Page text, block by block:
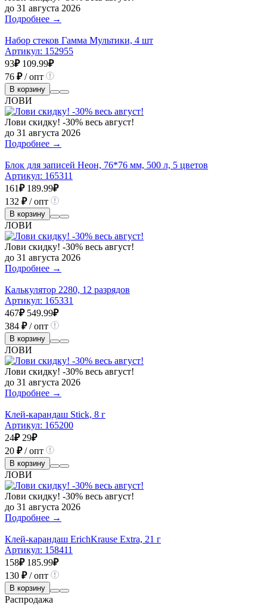
до 31 августа 2026
Подробнее →
Набор стеков Гамма Мультики, 4 шт
Артикул: 152955
93₽ 109.99₽
76 ₽/ опт
В корзину
ЛОВИ
Лови скидку! -30% весь август!
до 31 августа 2026
Подробнее →
Блок для записей Неон, 76*76 мм, 500 л, 5 цветов
Артикул: 165311
161₽ 189.99₽
132 ₽/ опт
В корзину
ЛОВИ
Лови скидку! -30% весь август!
до 31 августа 2026
Подробнее →
Калькулятор 2280, 12 разрядов
Артикул: 165331
467₽ 549.99₽
384 ₽/ опт
В корзину
ЛОВИ
Лови скидку! -30% весь август!
до 31 августа 2026
Подробнее →
Клей-карандаш Stick, 8 г
Артикул: 165200
24₽ 29₽
20 ₽/ опт
В корзину
ЛОВИ
Лови скидку! -30% весь август!
до 31 августа 2026
Подробнее →
Клей-карандаш ErichKrause Extra, 21 г
Артикул: 158411
158₽ 185.99₽
130 ₽/ опт
В корзину
Распродажа